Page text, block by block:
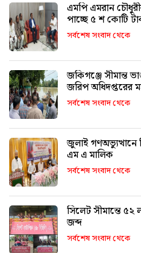
এমপি এমরান
পাচ্ছে ৫ শ কোটি
সর্বশেষ সংবাদ থেকে
জকিগঞ্জে সীমান্ত
জরিপ অধিদপ্তরের
সর্বশেষ সংবাদ থেকে
জুলাই গণঅভ্যুত্থানে
এম এ মালিক
সর্বশেষ সংবাদ থেকে
সিলেট সীমান্তে ৫২
জব্দ
সর্বশেষ সংবাদ থেকে